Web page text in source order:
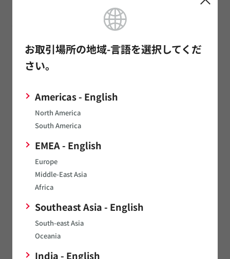
お取引場所の地域-言語を選択してくだ
さい。
Americas - English
North America
South America
EMEA - English
Europe
Middle-East Asia
Africa
Southeast Asia - English
South-east Asia
Oceania
India - English
企業メールアドレス